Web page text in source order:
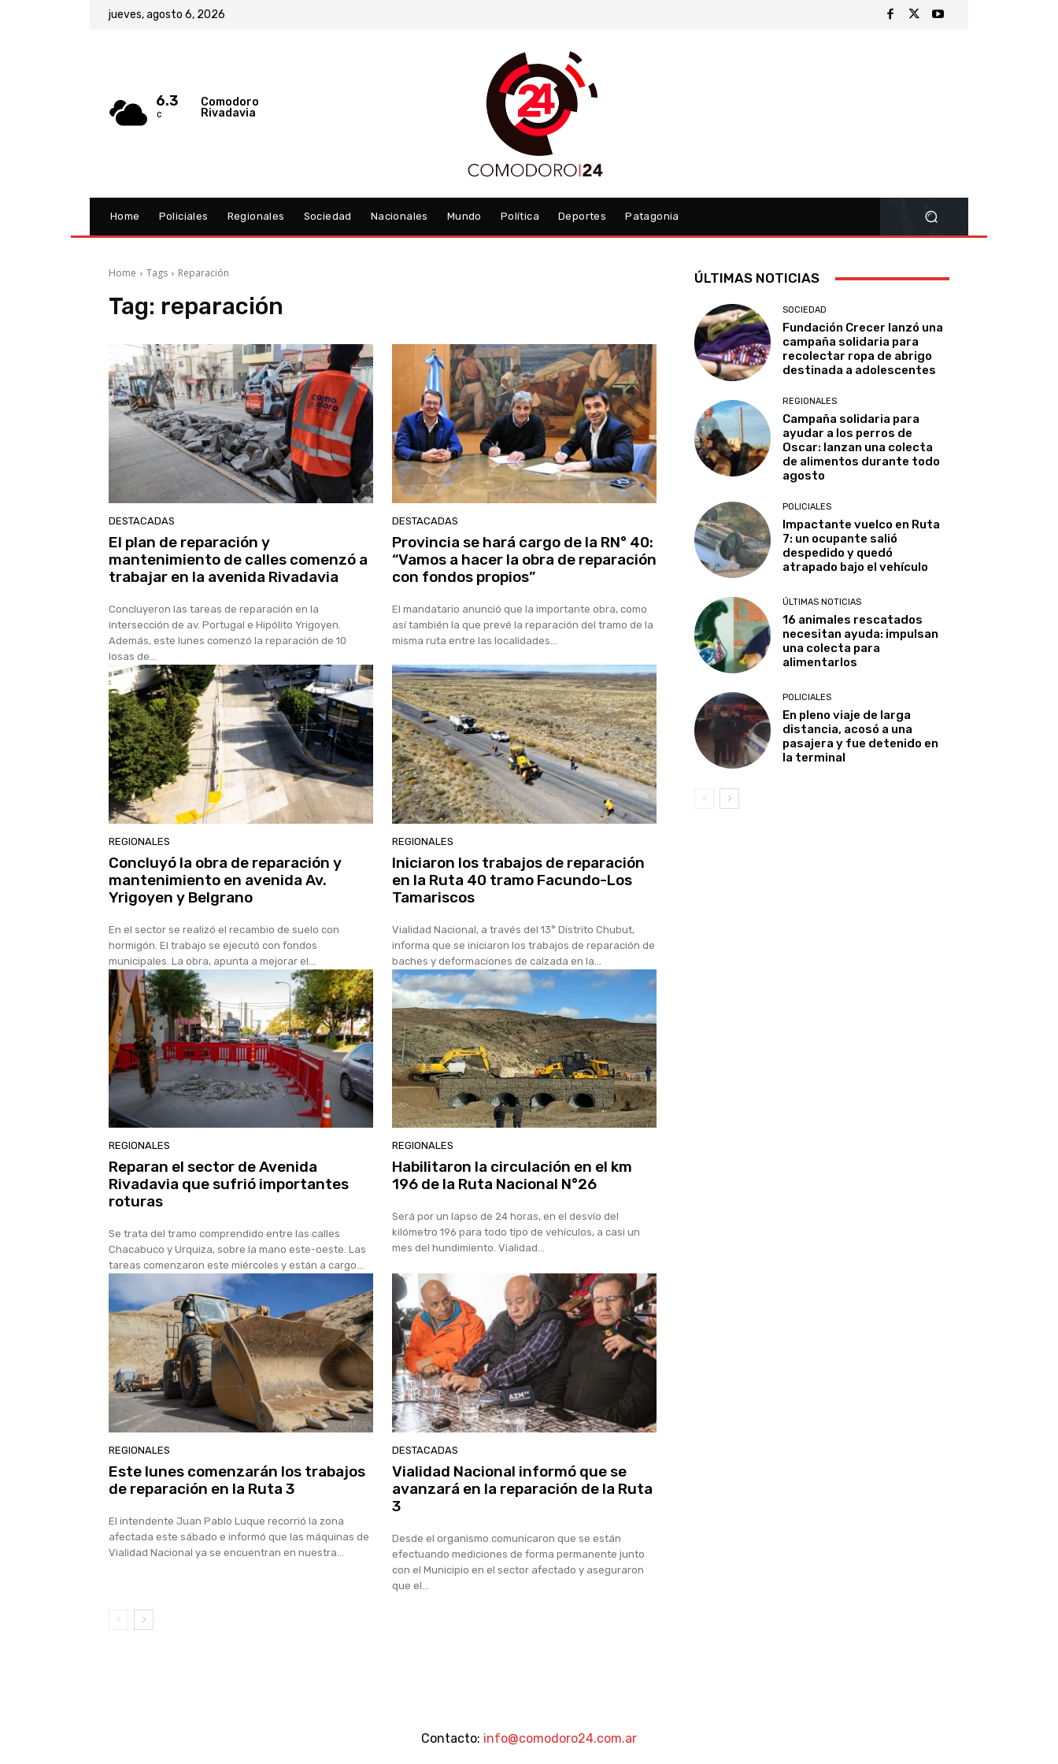
jueves, agosto 6, 2026
6.3
C
Comodoro
Rivadavia
Home Policiales Regionales Sociedad Nacionales Mundo Política Deportes Patagonia
Home Tags Reparación
Tag: reparación
DESTACADAS
El plan de reparación y
mantenimiento de calles comenzó a
trabajar en la avenida Rivadavia
Concluyeron las tareas de reparación en la
intersección de av. Portugal e Hipólito Yrigoyen.
Además, este lunes comenzó la reparación de 10
losas de...
DESTACADAS
Provincia se hará cargo de la RN° 40:
“Vamos a hacer la obra de reparación
con fondos propios”
El mandatario anunció que la importante obra, como
así también la que prevé la reparación del tramo de la
misma ruta entre las localidades...
REGIONALES
Concluyó la obra de reparación y
mantenimiento en avenida Av.
Yrigoyen y Belgrano
En el sector se realizó el recambio de suelo con
hormigón. El trabajo se ejecutó con fondos
municipales. La obra, apunta a mejorar el...
REGIONALES
Iniciaron los trabajos de reparación
en la Ruta 40 tramo Facundo-Los
Tamariscos
Vialidad Nacional, a través del 13° Distrito Chubut,
informa que se iniciaron los trabajos de reparación de
baches y deformaciones de calzada en la...
REGIONALES
Reparan el sector de Avenida
Rivadavia que sufrió importantes
roturas
Se trata del tramo comprendido entre las calles
Chacabuco y Urquiza, sobre la mano este-oeste. Las
tareas comenzaron este miércoles y están a cargo...
REGIONALES
Habilitaron la circulación en el km
196 de la Ruta Nacional N°26
Será por un lapso de 24 horas, en el desvío del
kilómetro 196 para todo tipo de vehículos, a casi un
mes del hundimiento. Vialidad...
REGIONALES
Este lunes comenzarán los trabajos
de reparación en la Ruta 3
El intendente Juan Pablo Luque recorrió la zona
afectada este sábado e informó que las máquinas de
Vialidad Nacional ya se encuentran en nuestra...
DESTACADAS
Vialidad Nacional informó que se
avanzará en la reparación de la Ruta
3
Desde el organismo comunicaron que se están
efectuando mediciones de forma permanente junto
con el Municipio en el sector afectado y aseguraron
que el...
ÚLTIMAS NOTICIAS
SOCIEDAD
Fundación Crecer lanzó una
campaña solidaria para
recolectar ropa de abrigo
destinada a adolescentes
REGIONALES
Campaña solidaria para
ayudar a los perros de
Oscar: lanzan una colecta
de alimentos durante todo
agosto
POLICIALES
Impactante vuelco en Ruta
7: un ocupante salió
despedido y quedó
atrapado bajo el vehículo
ÚLTIMAS NOTICIAS
16 animales rescatados
necesitan ayuda: impulsan
una colecta para
alimentarlos
POLICIALES
En pleno viaje de larga
distancia, acosó a una
pasajera y fue detenido en
la terminal
Contacto: info@comodoro24.com.ar